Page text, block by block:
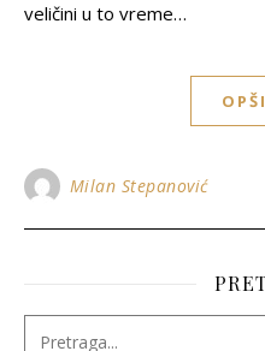
veličini u to vreme…
Milan Stepanović